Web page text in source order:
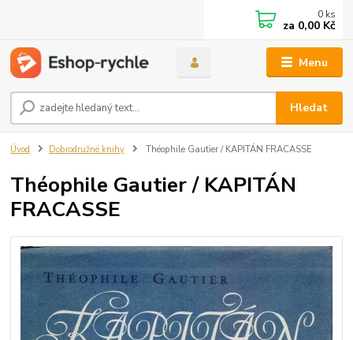
Menu
Hledat
0 ks
za 0,00 Kč
Úvod Dobrodružné knihy Théophile Gautier / KAPITÁN FRACASSE
Théophile Gautier / KAPITÁN
FRACASSE